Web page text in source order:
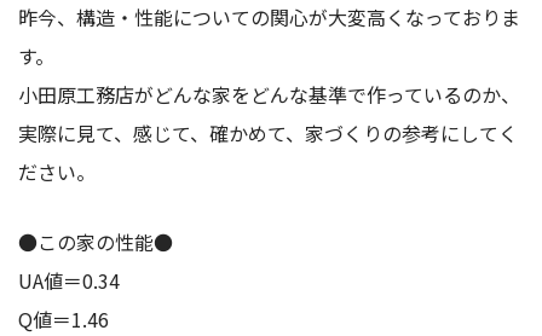
昨今、構造・性能についての関心が大変高くなっておりま
す。
小田原工務店がどんな家をどんな基準で作っているのか、
実際に見て、感じて、確かめて、家づくりの参考にしてく
ださい。
●この家の性能●
UA値＝0.34
Q値＝1.46